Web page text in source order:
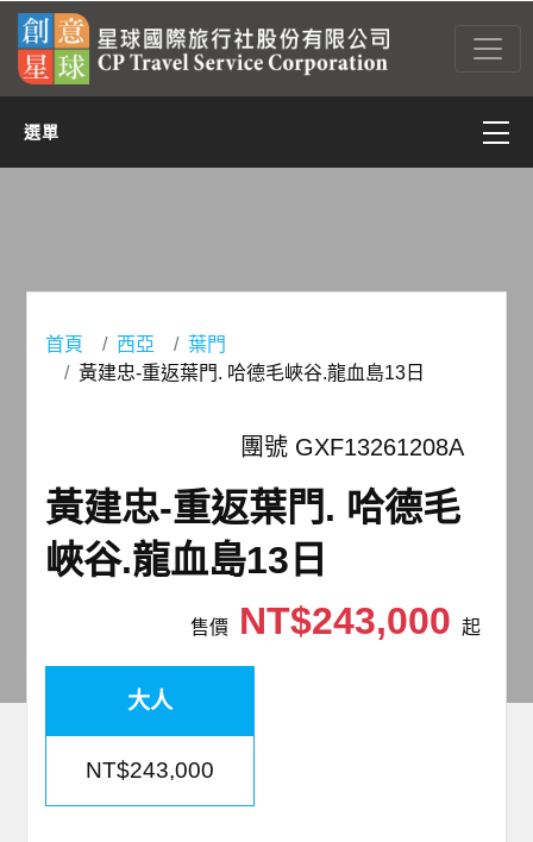
選單
首頁 西亞
葉門
黃建忠-重返葉門. 哈德毛峽谷.龍血島13日
團號 GXF13261208A
黃建忠-重返葉門. 哈德毛
峽谷.龍血島13日
售價NT$243,000 起
大人
NT$243,000